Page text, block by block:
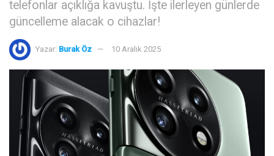
telefonlar açıklığa kavuştu. İşte ilerleyen günlerde
güncelleme alacak o cihazlar!
Yazar: Burak Öz 10 Aralık 2025